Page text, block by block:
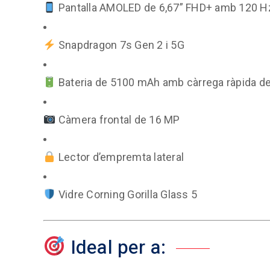
Pantalla AMOLED de 6,67” FHD+ amb 120
Snapdragon 7s Gen 2 i 5G
Bateria de 5100 mAh amb càrrega ràpida
Càmera frontal de 16 MP
Lector d’empremta lateral
Vidre Corning Gorilla Glass 5
Ideal per a: